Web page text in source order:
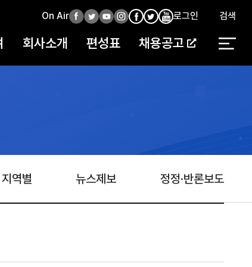
회사소개 편성표 채용공고
On Air페 트
터
유
브
인
타
페 인
타
유
브
로그인 검색
지역별 뉴스제보 정정·반론보도